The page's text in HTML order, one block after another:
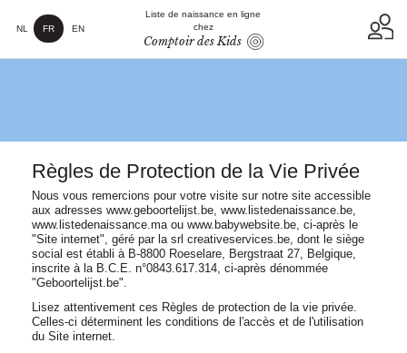
NL FR EN
Liste de naissance en ligne
chez
Comptoir des Kids
Règles de Protection de la Vie Privée
Nous vous remercions pour votre visite sur notre site accessible
aux adresses www.geboortelijst.be, www.listedenaissance.be,
www.listedenaissance.ma ou www.babywebsite.be, ci-après le
"Site internet", géré par la srl creativeservices.be, dont le siège
social est établi à B-8800 Roeselare, Bergstraat 27, Belgique,
inscrite à la B.C.E. n°0843.617.314, ci-après dénommée
"Geboortelijst.be".
Lisez attentivement ces Règles de protection de la vie privée.
Celles-ci déterminent les conditions de l'accès et de l'utilisation
du Site internet.